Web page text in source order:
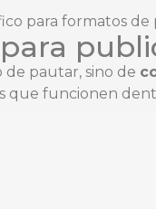
pautar, sino de
que funcionen